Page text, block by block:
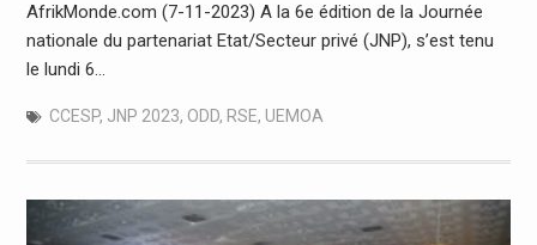
AfrikMonde.com (7-11-2023) A la 6e édition de la Journée
nationale du partenariat Etat/Secteur privé (JNP), s’est tenu
le lundi 6…
CCESP, JNP 2023, ODD, RSE, UEMOA